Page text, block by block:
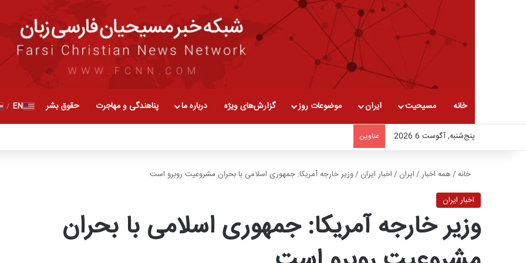
خانه مسیحیت ایران موضوعات روز گزارش‌های ویژه درباره ما پناهندگی و مهاجرت حقوق بشر EN
/
پنج‌شنبه, آگوست 6 2026 عناوین
خانه/همه اخبار/ایران /اخبار ایران /وزیر خارجه آمریکا: جمهوری اسلامی با بحران مشروعیت روبرو است
اخبار ایران
وزیر خارجه آمریکا: جمهوری اسلامی با بحران